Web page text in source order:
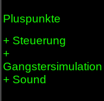
Pluspunkte
+ Steuerung
+
Gangstersimulation
+ Sound